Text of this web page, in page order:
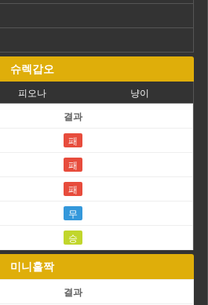
슈렉갑오
피오나 냥이
결과
패
패
패
무
승
미니홀짝
결과